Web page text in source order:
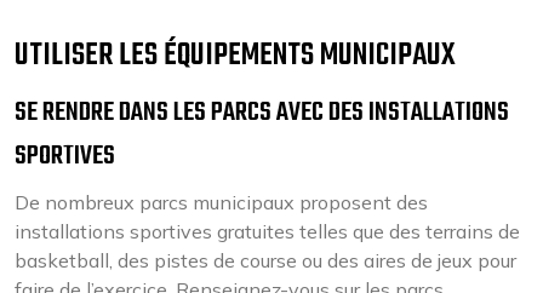
UTILISER LES ÉQUIPEMENTS MUNICIPAUX
SE RENDRE DANS LES PARCS AVEC DES INSTALLATIONS
SPORTIVES
De nombreux parcs municipaux proposent des
installations sportives gratuites telles que des terrains de
basketball, des pistes de course ou des aires de jeux pour